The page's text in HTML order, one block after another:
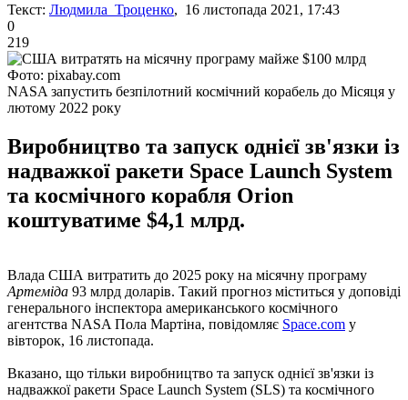
Текст: Людмила Троценко, 16 листопада 2021, 17:43
0
219
Фото: pixabay.com
NASA запустить безпілотний космічний корабель до Місяця у
лютому 2022 року
Виробництво та запуск однієї зв'язки із
надважкої ракети Space Launch System
та космічного корабля Orion
коштуватиме $4,1 млрд.
Влада США витратить до 2025 року на місячну програму
Артеміда 93 млрд доларів. Такий прогноз міститься у доповіді
генерального інспектора американського космічного
агентства NASA Пола Мартіна, повідомляє Space.com у
вівторок, 16 листопада.
Вказано, що тільки виробництво та запуск однієї зв'язки із
надважкої ракети Space Launch System (SLS) та космічного